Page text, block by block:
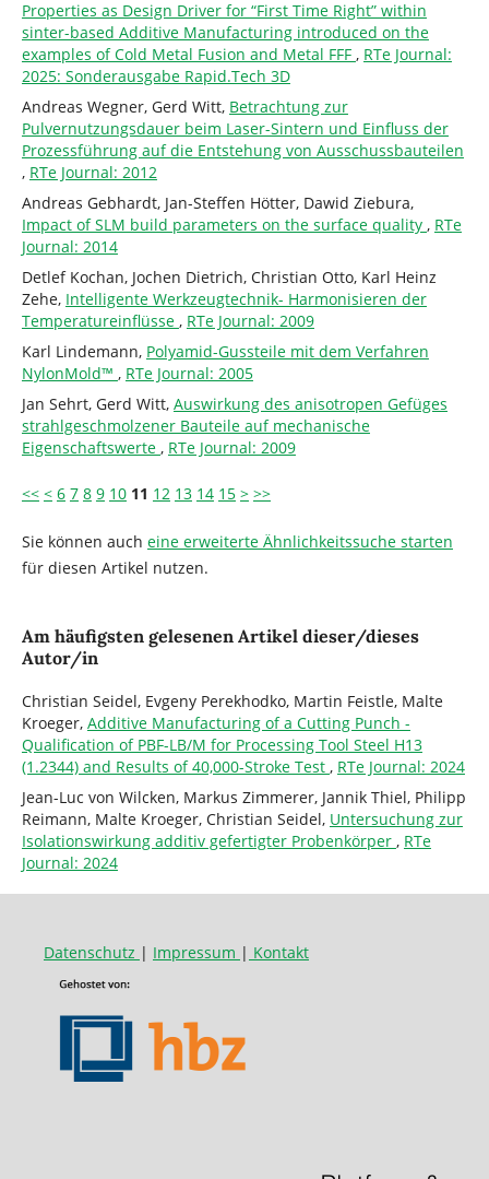
Properties as Design Driver for “First Time Right” within
sinter-based Additive Manufacturing introduced on the
examples of Cold Metal Fusion and Metal FFF , RTe Journal:
2025: Sonderausgabe Rapid.Tech 3D
Andreas Wegner, Gerd Witt, Betrachtung zur
Pulvernutzungsdauer beim Laser-Sintern und Einfluss der
Prozessführung auf die Entstehung von Ausschussbauteilen
, RTe Journal: 2012
Andreas Gebhardt, Jan-Steffen Hötter, Dawid Ziebura,
Impact of SLM build parameters on the surface quality , RTe
Journal: 2014
Detlef Kochan, Jochen Dietrich, Christian Otto, Karl Heinz
Zehe, Intelligente Werkzeugtechnik- Harmonisieren der
Temperatureinflüsse , RTe Journal: 2009
Karl Lindemann, Polyamid-Gussteile mit dem Verfahren
NylonMold™ , RTe Journal: 2005
Jan Sehrt, Gerd Witt, Auswirkung des anisotropen Gefüges
strahlgeschmolzener Bauteile auf mechanische
Eigenschaftswerte , RTe Journal: 2009
<< < 6 7 8 9 10 11 12 13 14 15 > >>
Sie können auch eine erweiterte Ähnlichkeitssuche starten
für diesen Artikel nutzen.
Am häufigsten gelesenen Artikel dieser/dieses
Autor/in
Christian Seidel, Evgeny Perekhodko, Martin Feistle, Malte
Kroeger, Additive Manufacturing of a Cutting Punch -
Qualification of PBF-LB/M for Processing Tool Steel H13
(1.2344) and Results of 40,000-Stroke Test , RTe Journal: 2024
Jean-Luc von Wilcken, Markus Zimmerer, Jannik Thiel, Philipp
Reimann, Malte Kroeger, Christian Seidel, Untersuchung zur
Isolationswirkung additiv gefertigter Probenkörper , RTe
Journal: 2024
Datenschutz | Impressum | Kontakt